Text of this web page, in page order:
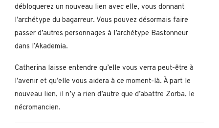
débloquerez un nouveau lien avec elle, vous donnant
l’archétype du bagarreur. Vous pouvez désormais faire
passer d’autres personnages à l’archétype Bastonneur
dans l’Akademia.
Catherina laisse entendre qu’elle vous verra peut-être à
l’avenir et qu’elle vous aidera à ce moment-là. À part le
nouveau lien, il n’y a rien d’autre que d’abattre Zorba, le
nécromancien.